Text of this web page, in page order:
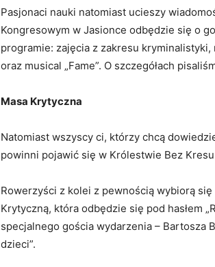
Pasjonaci nauki natomiast ucieszy
Kongresowym w Jasionce odbędzie się o
programie: zajęcia z zakresu
oraz musical „Fame”. O szczegółach
Masa Krytyczna
Natomiast wszyscy ci, którzy chcą
powinni pojawić się w Królestwie Bez
Rowerzyści z kolei z pewnością wybiorą
Krytyczną, która odbędzie się pod hasłem
specjalnego gościa wydarzenia – Bartosza
dzieci”.